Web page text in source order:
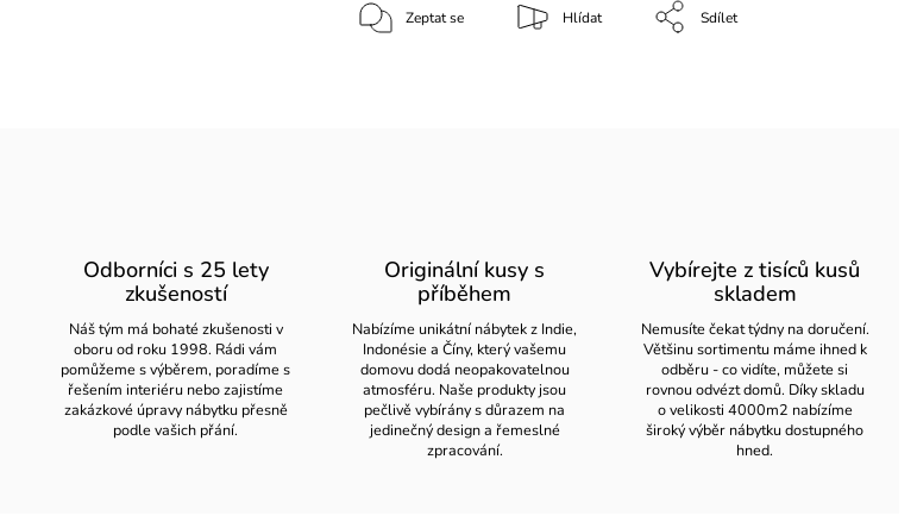
Zeptat se Hlídat Sdílet
Odborníci s 25 lety
zkušeností
Náš tým má bohaté zkušenosti v
oboru od roku 1998. Rádi vám
pomůžeme s výběrem, poradíme s
řešením interiéru nebo zajistíme
zakázkové úpravy nábytku přesně
podle vašich přání.
Originální kusy s
příběhem
Nabízíme unikátní nábytek z Indie,
Indonésie a Číny, který vašemu
domovu dodá neopakovatelnou
atmosféru. Naše produkty jsou
pečlivě vybírány s důrazem na
jedinečný design a řemeslné
zpracování.
Vybírejte z tisíců kusů
skladem
Nemusíte čekat týdny na doručení.
Většinu sortimentu máme ihned k
odběru - co vidíte, můžete si
rovnou odvézt domů. Díky skladu
o velikosti 4000m2 nabízíme
široký výběr nábytku dostupného
hned.